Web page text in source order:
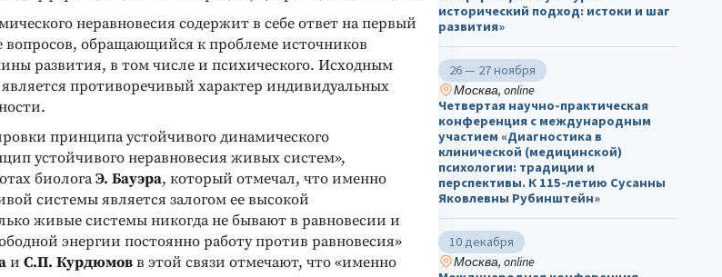
неравновесия содержит в себе ответ на первый
обращающийся к проблеме источников
развития, в том числе и психического. Исходным
противоречивый характер индивидуальных
принципа устойчивого динамического
устойчивого неравновесия живых систем»,
биологаЭ. Бауэра, который отмечал, что именно
системы является залогом ее высокой
живые системы никогда не бывают в равновесии и
энергии постоянно работу против равновесия»
и С.П. Курдюмовв этой связи отмечают, что «именно
исторический подход: истоки и шаг
развития»
26 — 27 ноября
Москва, online
Четвертая научно-практическая
конференция с международным
участием «Диагностика в
клинической (медицинской)
психологии: традиции и
перспективы. К 115-летию Сусанны
Яковлевны Рубинштейн»
10 декабря
Москва, online